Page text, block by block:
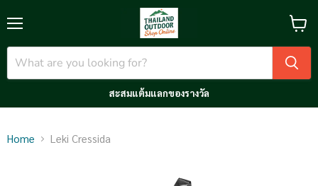
Menu
สะสมแต้มแลกของรางวัล
View
Home Leki Cressida